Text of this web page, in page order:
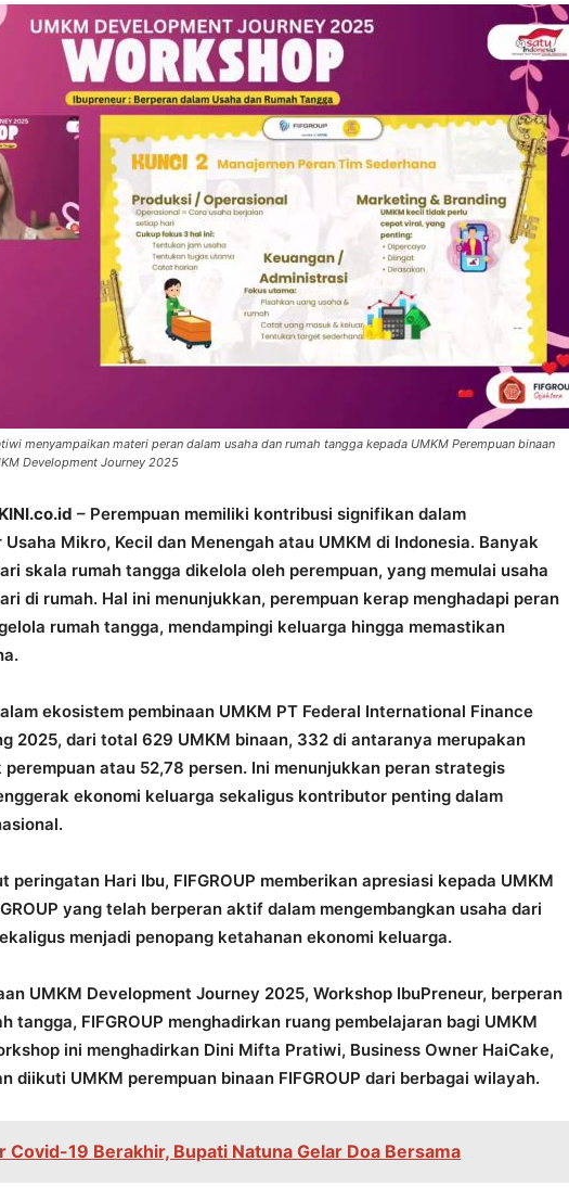
menyampaikan materi peran dalam usaha dan rumah tangga kepada UMKM Perempuan binaan
Development Journey 2025
– Perempuan memiliki kontribusi signifikan dalam
Mikro, Kecil dan Menengah atau UMKM di Indonesia. Banyak
skala rumah tangga dikelola oleh perempuan, yang memulai usaha
di rumah. Hal ini menunjukkan, perempuan kerap menghadapi peran
rumah tangga, mendampingi keluarga hingga memastikan
ekosistem pembinaan UMKM PT Federal International Finance
2025, dari total 629 UMKM binaan, 332 di antaranya merupakan
perempuan atau 52,78 persen. Ini menunjukkan peran strategis
ekonomi keluarga sekaligus kontributor penting dalam
peringatan Hari Ibu, FIFGROUP memberikan apresiasi kepada UMKM
yang telah berperan aktif dalam mengembangkan usaha dari
menjadi penopang ketahanan ekonomi keluarga.
UMKM Development Journey 2025, Workshop IbuPreneur, berperan
tangga, FIFGROUP menghadirkan ruang pembelajaran bagi UMKM
ini menghadirkan Dini Mifta Pratiwi, Business Owner HaiCake,
diikuti UMKM perempuan binaan FIFGROUP dari berbagai wilayah.
Covid-19 Berakhir, Bupati Natuna Gelar Doa Bersama